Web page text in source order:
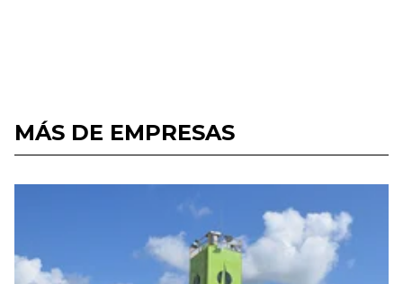
MÁS DE EMPRESAS